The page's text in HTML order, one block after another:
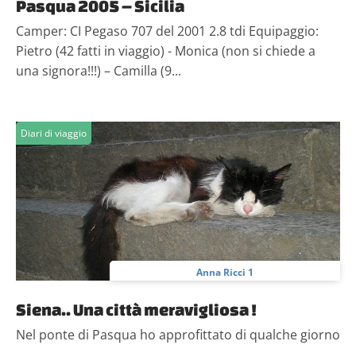
Pasqua 2005 – Sicilia
Camper: CI Pegaso 707 del 2001 2.8 tdi Equipaggio:
Pietro (42 fatti in viaggio) - Monica (non si chiede a
una signora!!!) – Camilla (9...
Diari di viaggio
Anna Ricci 1
Siena.. Una città meravigliosa !
Nel ponte di Pasqua ho approfittato di qualche giorno